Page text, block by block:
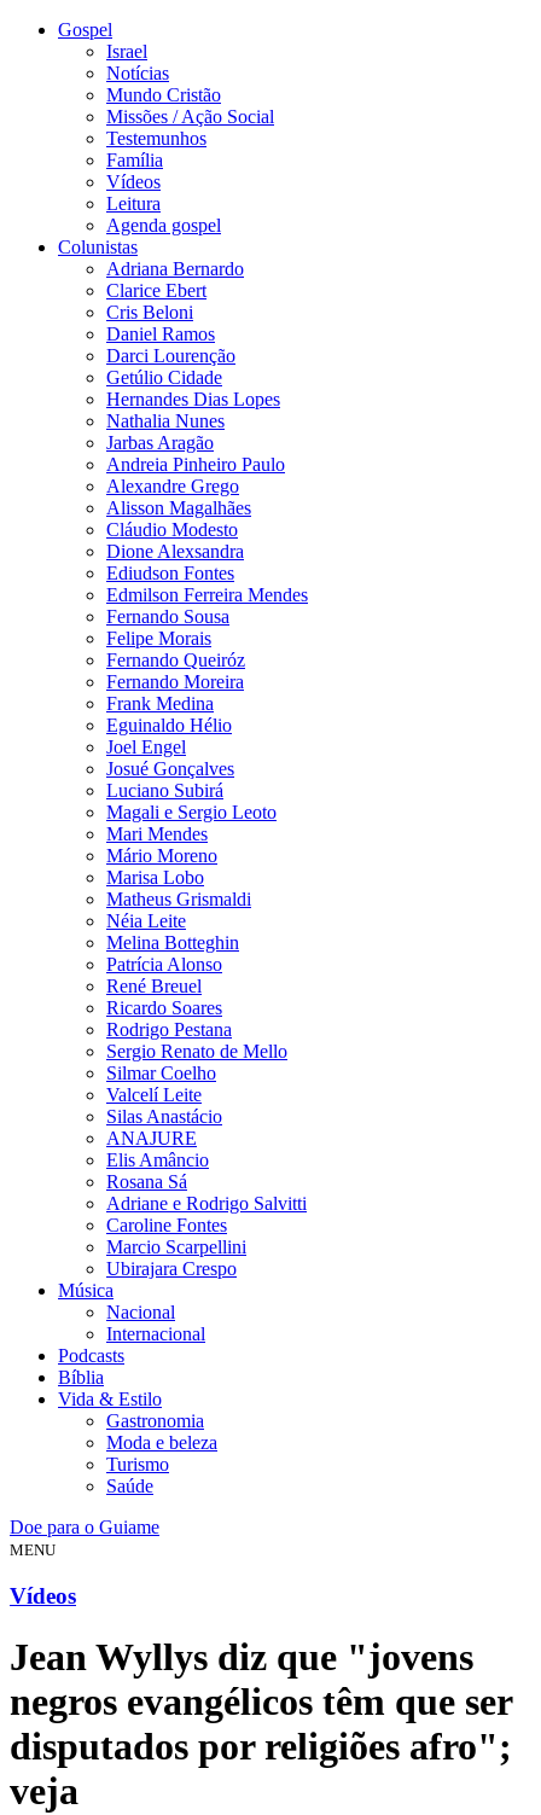
Gospel
Israel
Notícias
Mundo Cristão
Missões / Ação Social
Testemunhos
Família
Vídeos
Leitura
Agenda gospel
Colunistas
Adriana Bernardo
Clarice Ebert
Cris Beloni
Daniel Ramos
Darci Lourenção
Getúlio Cidade
Hernandes Dias Lopes
Nathalia Nunes
Jarbas Aragão
Andreia Pinheiro Paulo
Alexandre Grego
Alisson Magalhães
Cláudio Modesto
Dione Alexsandra
Ediudson Fontes
Edmilson Ferreira Mendes
Fernando Sousa
Felipe Morais
Fernando Queiróz
Fernando Moreira
Frank Medina
Eguinaldo Hélio
Joel Engel
Josué Gonçalves
Luciano Subirá
Magali e Sergio Leoto
Mari Mendes
Mário Moreno
Marisa Lobo
Matheus Grismaldi
Néia Leite
Melina Botteghin
Patrícia Alonso
René Breuel
Ricardo Soares
Rodrigo Pestana
Sergio Renato de Mello
Silmar Coelho
Valcelí Leite
Silas Anastácio
ANAJURE
Elis Amâncio
Rosana Sá
Adriane e Rodrigo Salvitti
Caroline Fontes
Marcio Scarpellini
Ubirajara Crespo
Música
Nacional
Internacional
Podcasts
Bíblia
Vida & Estilo
Gastronomia
Moda e beleza
Turismo
Saúde
Doe para o Guiame
MENU
Vídeos
Jean Wyllys diz que "jovens
negros evangélicos têm que ser
disputados por religiões afro";
veja